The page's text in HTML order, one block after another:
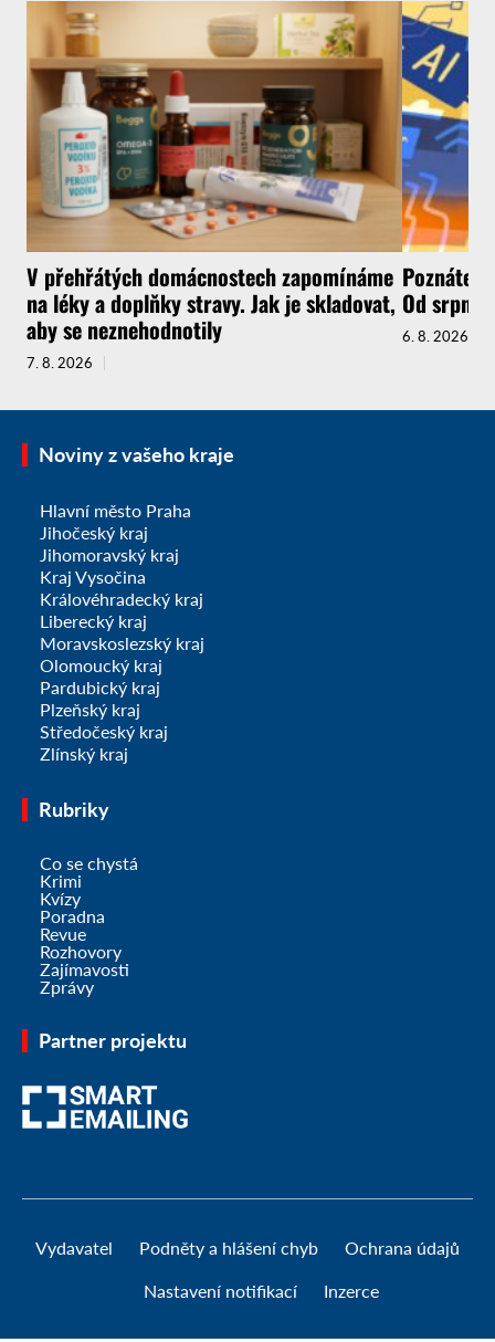
V přehřátých domácnostech zapomínáme
na léky a doplňky stravy. Jak je skladovat,
aby se neznehodnotily
7. 8. 2026
Poznáte,
Od srpna
6. 8. 2026
Noviny z vašeho kraje
Hlavní město Praha
Jihočeský kraj
Jihomoravský kraj
Kraj Vysočina
Královéhradecký kraj
Liberecký kraj
Moravskoslezský kraj
Olomoucký kraj
Pardubický kraj
Plzeňský kraj
Středočeský kraj
Zlínský kraj
Rubriky
Co se chystá
Krimi
Kvízy
Poradna
Revue
Rozhovory
Zajímavosti
Zprávy
Partner projektu
Vydavatel Podněty a hlášení chyb Ochrana údajů
Nastavení notifikací Inzerce